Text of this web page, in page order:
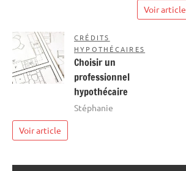
Voir article
CRÉDITS
HYPOTHÉCAIRES
Choisir un
professionnel
hypothécaire
Stéphanie
Voir article